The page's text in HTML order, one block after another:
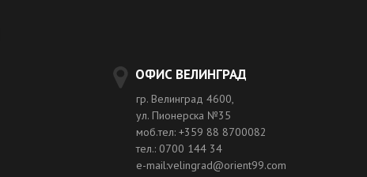
ОФИС ВЕЛИНГРАД
гр. Велинград 4600,
ул. Пионерска №35
моб.тел: +359 88 8700082
тел.: 0700 144 34
e-mail:velingrad@orient99.com